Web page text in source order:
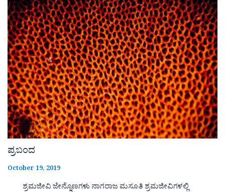
ಪ್ರಬಂದ
October 19, 2019
ಶ್ರಮಜೀವಿ ಜೇನ್ನೊಣಗಳು ನಾಗರಾಜ ಮಸೂತಿ ಶ್ರಮಜೀವಿಗಳಲ್ಲಿ